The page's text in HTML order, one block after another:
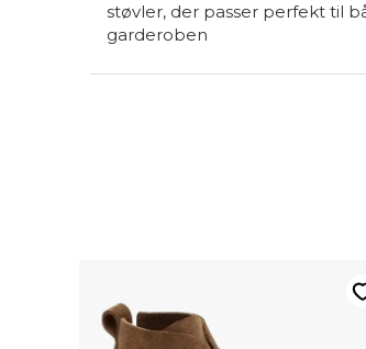
støvler, der passer perfekt til
garderoben